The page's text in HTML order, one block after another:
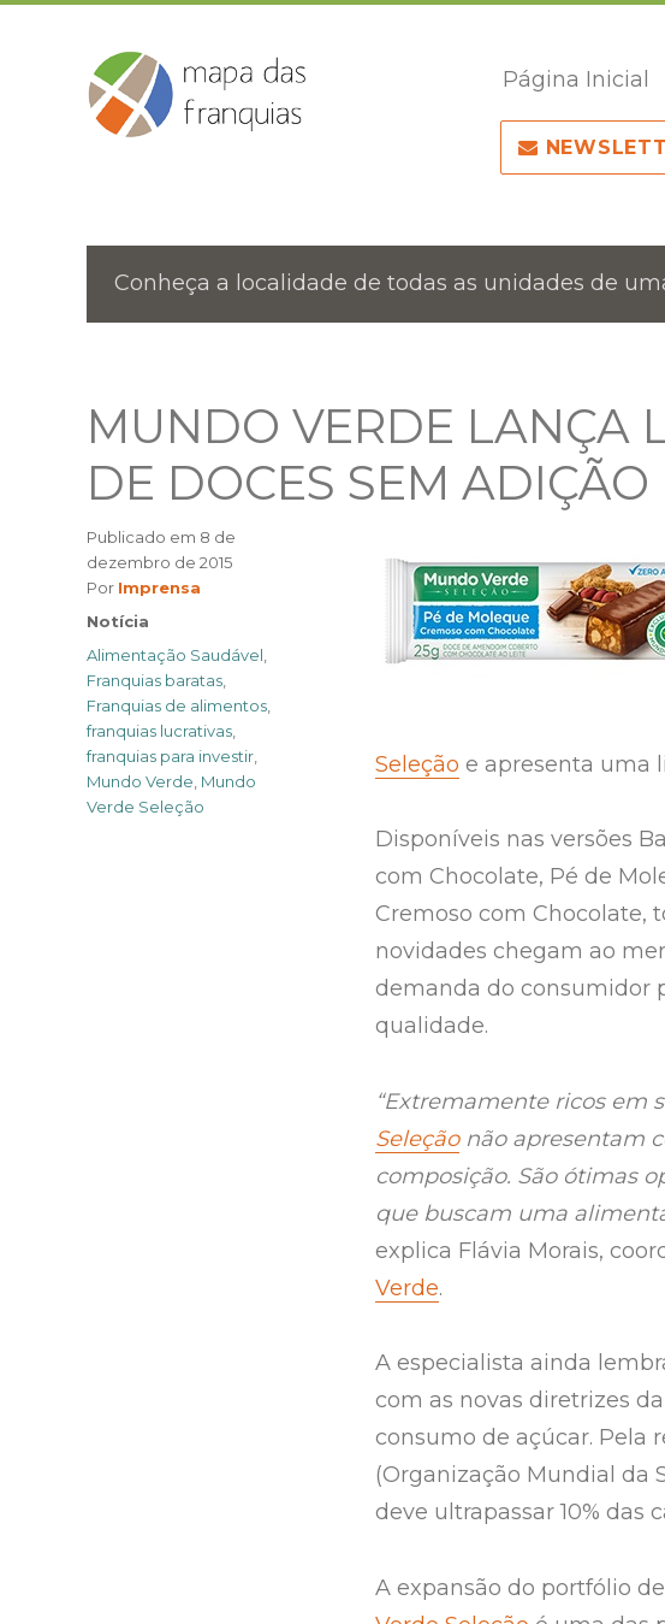
Página Inicial
Conheça a localidade de todas as unidades de
MUNDO VERDE LANÇA
DE DOCES SEM
Seleção e apresenta uma
Disponíveis nas versões
com Chocolate, Pé de
Cremoso com Chocolate,
novidades chegam ao
demanda do consumidor
qualidade.
“Extremamente ricos em
Seleçãonão apresentam
composição. São ótimas
que buscam uma
explica Flávia Morais,
Verde.
A especialista ainda
com as novas diretrizes
consumo de açúcar. Pela
(Organização Mundial da
deve ultrapassar 10% das
A expansão do portfólio
Publicado em 8 de
dezembro de 2015
Por Author
Imprensa
Categories
Notícia
Tags
Alimentação Saudável
Franquias baratas
Franquias de alimentos
franquias lucrativas
franquias para investir
Mundo Verde Mundo
Verde Seleção